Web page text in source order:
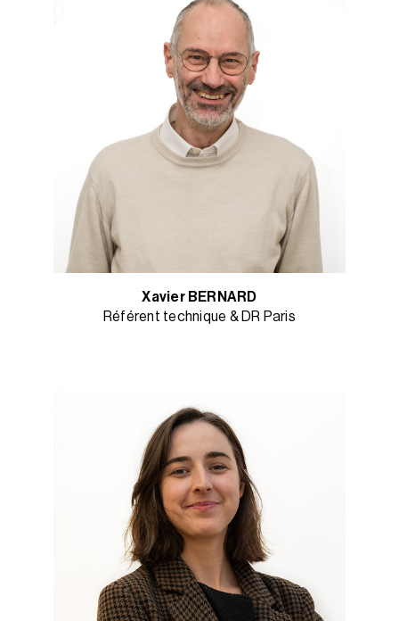
Xavier BERNARD
Référent technique & DR Paris​